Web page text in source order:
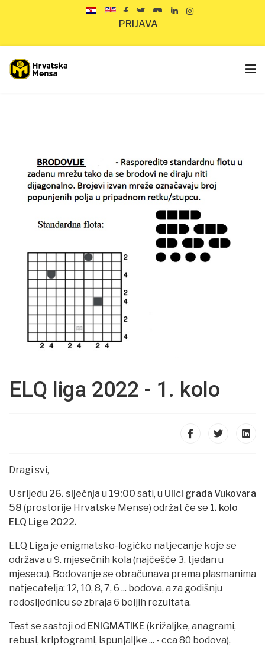
PRIJAVA
ELQ liga 2022 - 1. kolo
Dragi svi,
U srijedu 26. siječnja u 19:00 sati, u Ulici grada Vukovara
58 (prostorije Hrvatske Mense) održat će se 1. kolo
ELQ Lige 2022.
ELQ Liga je enigmatsko-logičko natjecanje koje se
održava u 9. mjesečnih kola (najčešće 3. tjedan u
mjesecu). Bodovanje se obračunava prema plasmanima
natjecatelja: 12, 10, 8, 7, 6 ... bodova, a za godišnju
redosljednicu se zbraja 6 boljih rezultata.
Test se sastoji od ENIGMATIKE(križaljke, anagrami,
rebusi, kriptogrami, ispunjaljke ... - cca 80 bodova),